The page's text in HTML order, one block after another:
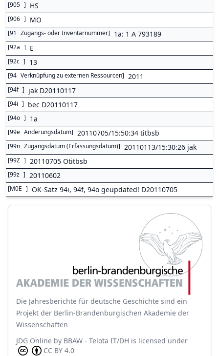
[905 ] HS
[906 ] MO
[91 Zugangs- oder Inventarnummer] 1a: 1 A 793189
[92a ] E
[92c ] 13
[94 Verknüpfung zu externen Ressourcen] 2011
[94f ] jak D20110117
[94i ] bec D20110117
[94o ] 1a
[99e Änderungsdatum] 20110705/15:50:34 titbsb
[99n Zugangsdatum (Erfassungsdatum)] 20110113/15:30:26 jak
[99Z ] 20110705 Otitbsb
[99z ] 20110602
[M0E ] OK-Satz 94i, 94f, 94o geupdated! D20110705
Die Jahresberichte für deutsche Geschichte sind ein
Projekt der Berlin-Brandenburgischen Akademie der
Wissenschaften
JDG Online by BBAW - Telota IT/DH is licensed under
CC BY 4.0